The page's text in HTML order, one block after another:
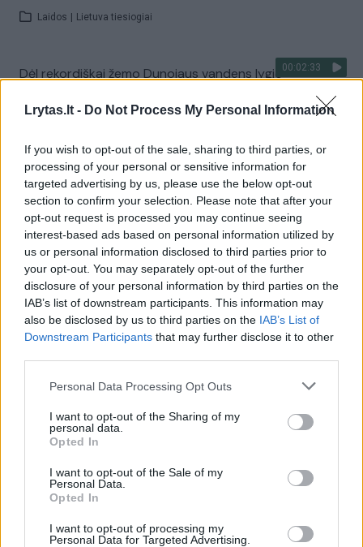
Lrytas.lt - Do Not Process My Personal Information
If you wish to opt-out of the sale, sharing to third parties, or
processing of your personal or sensitive information for
targeted advertising by us, please use the below opt-out
section to confirm your selection. Please note that after your
opt-out request is processed you may continue seeing
interest-based ads based on personal information utilized by
us or personal information disclosed to third parties prior to
your opt-out. You may separately opt-out of the further
disclosure of your personal information by third parties on the
IAB’s list of downstream participants. This information may
also be disclosed by us to third parties on the IAB’s List of
Downstream Participants that may further disclose it to other
Personal Data Processing Opt Outs
I want to opt-out of the Sharing of my
personal data.
Opted In
I want to opt-out of the Sale of my
Personal Data.
Opted In
I want to opt-out of processing my
Personal Data for Targeted Advertising.
Laidos Lietuva tiesiogiai
00:02:33
Dėl rekordiškai žemo Dunojaus vandens lygio –
Žinios
00:04:00
Kuprines pasvėrę specialistai įspėja apie pavojingą
įprotį: tą daro daugiau nei pusė pradinukų
Žinios | Lietuvos diena
Visi įrašai
Žiūrimiausi įrašai
Vaizdai iš tragiškos avarijos Vilniaus r.: dviejų moterų ir
vaiko gyvybių išgelbėti nepavyko
32 laipsnių šilumos